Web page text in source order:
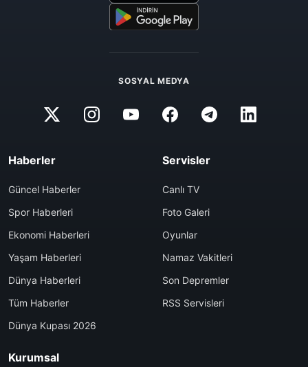
SOSYAL MEDYA
Haberler
Güncel Haberler
Spor Haberleri
Ekonomi Haberleri
Yaşam Haberleri
Dünya Haberleri
Tüm Haberler
Dünya Kupası 2026
Servisler
Canlı TV
Foto Galeri
Oyunlar
Namaz Vakitleri
Son Depremler
RSS Servisleri
Kurumsal